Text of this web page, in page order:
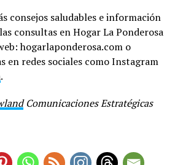
consejos saludables e información
consultas en Hogar La Ponderosa
hogarlaponderosa.com o
en redes sociales como Instagram
.
Comunicaciones Estratégicas